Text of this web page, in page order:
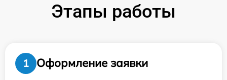
Этапы работы
1
Оформление заявки